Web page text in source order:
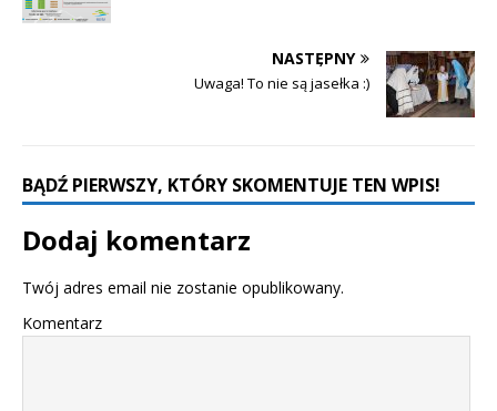
NASTĘPNY
Uwaga! To nie są jasełka :)
BĄDŹ PIERWSZY, KTÓRY SKOMENTUJE TEN WPIS!
Dodaj komentarz
Twój adres email nie zostanie opublikowany.
Komentarz